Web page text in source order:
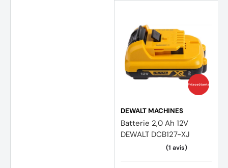
Prix coûtants
DEWALT MACHINES
Batterie 2,0 Ah 12V
DEWALT DCB127-XJ